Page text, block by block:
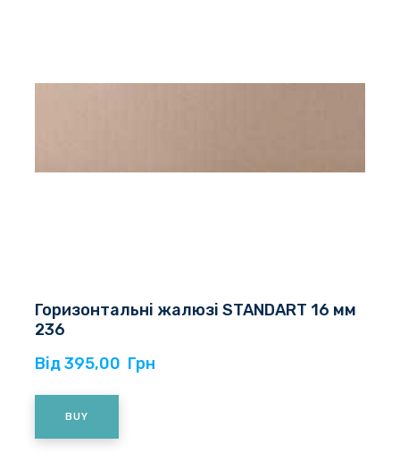
Горизонтальні жалюзі STANDART 16 мм
236
Від 395,00  Грн
BUY